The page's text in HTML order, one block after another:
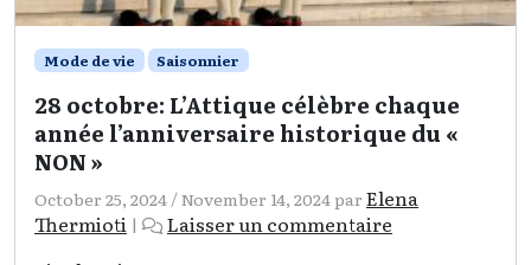
Mode de vie Saisonnier
28 octobre: L’Attique célèbre chaque
année l’anniversaire historique du «
NON »
October 25, 2024 /November 14, 2024par Elena
Thermioti |
Laisser un commentaire